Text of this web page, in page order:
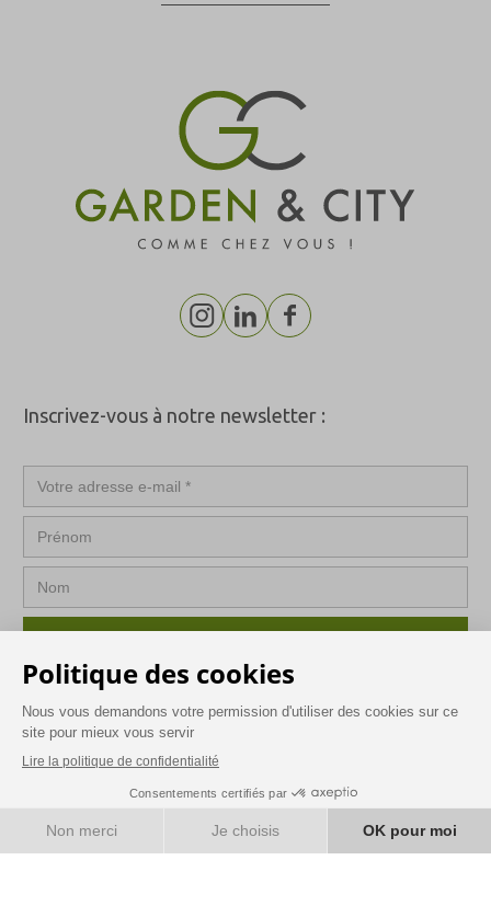
Inscrivez-vous à notre newsletter :
Nous Contacter
Politique de confidentialité Conditions générales de vente